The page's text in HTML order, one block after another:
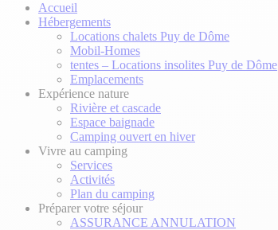
Accueil
Hébergements
Locations chalets Puy de Dôme
Mobil-Homes
tentes – Locations insolites Puy de Dôme
Emplacements
Expérience nature
Rivière et cascade
Espace baignade
Camping ouvert en hiver
Vivre au camping
Services
Activités
Plan du camping
Préparer votre séjour
ASSURANCE ANNULATION